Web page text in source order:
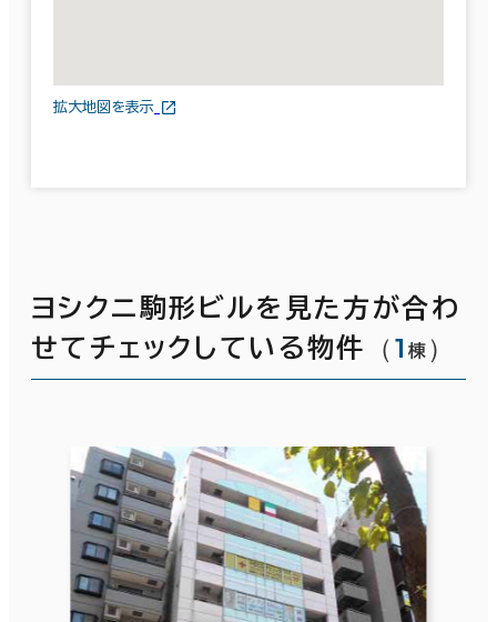
拡大地図を表示
ヨシクニ駒形ビルを見た方が合わ
せてチェックしている物件
（1 棟 ）